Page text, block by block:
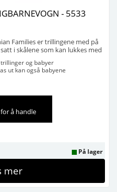
- 5533
Families er trillingene med på
i skålene som kan lukkes med
kan også babyer bli transportert i
kan ...
og babyer
ut kan også babyene
å handle
På lager
mer